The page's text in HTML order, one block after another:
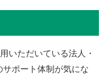
いただいている法人・
ポート体制が気にな